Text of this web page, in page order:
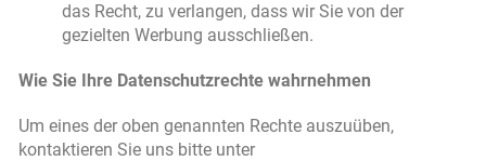
das Recht, zu verlangen, dass wir Sie von der
gezielten Werbung ausschließen.
Wie Sie Ihre Datenschutzrechte wahrnehmen
Um eines der oben genannten Rechte auszuüben,
kontaktieren Sie uns bitte unter